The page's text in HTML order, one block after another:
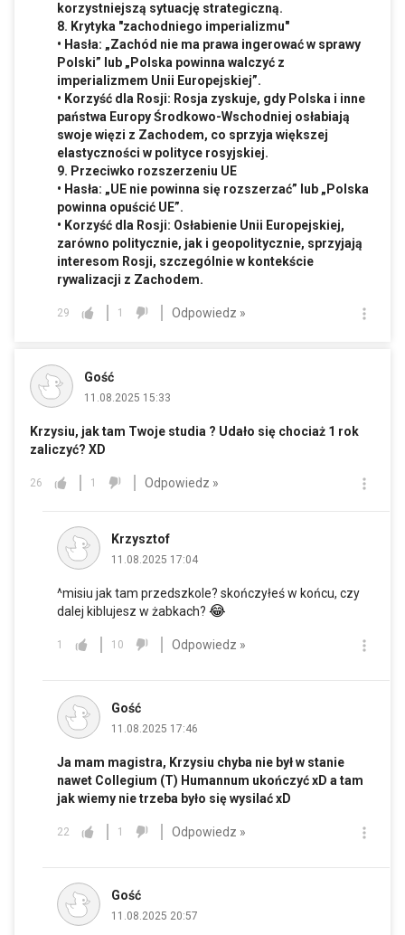
korzystniejszą sytuację strategiczną.
8. Krytyka "zachodniego imperializmu"
• Hasła: „Zachód nie ma prawa ingerować w sprawy
Polski” lub „Polska powinna walczyć z
imperializmem Unii Europejskiej”.
• Korzyść dla Rosji: Rosja zyskuje, gdy Polska i inne
państwa Europy Środkowo-Wschodniej osłabiają
swoje więzi z Zachodem, co sprzyja większej
elastyczności w polityce rosyjskiej.
9. Przeciwko rozszerzeniu UE
• Hasła: „UE nie powinna się rozszerzać” lub „Polska
powinna opuścić UE”.
• Korzyść dla Rosji: Osłabienie Unii Europejskiej,
zarówno politycznie, jak i geopolitycznie, sprzyjają
interesom Rosji, szczególnie w kontekście
rywalizacji z Zachodem.
29 1 Odpowiedz »
Gość
11.08.2025 15:33
Krzysiu, jak tam Twoje studia ? Udało się chociaż 1 rok
zaliczyć? XD
26 1 Odpowiedz »
Krzysztof
11.08.2025 17:04
^misiu jak tam przedszkole? skończyłeś w końcu, czy
dalej kiblujesz w żabkach? 😂
1 10 Odpowiedz »
Gość
11.08.2025 17:46
Ja mam magistra, Krzysiu chyba nie był w stanie
nawet Collegium (T) Humannum ukończyć xD a tam
jak wiemy nie trzeba było się wysilać xD
22 1 Odpowiedz »
Gość
11.08.2025 20:57